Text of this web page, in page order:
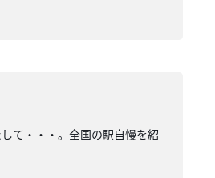
て・・・。全国の駅自慢を紹